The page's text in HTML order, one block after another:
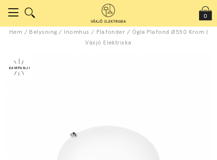
0
Hem / Belysning / Inomhus / Plafonder / Ögla Plafond Ø550 Krom |
Växjö Elektriska